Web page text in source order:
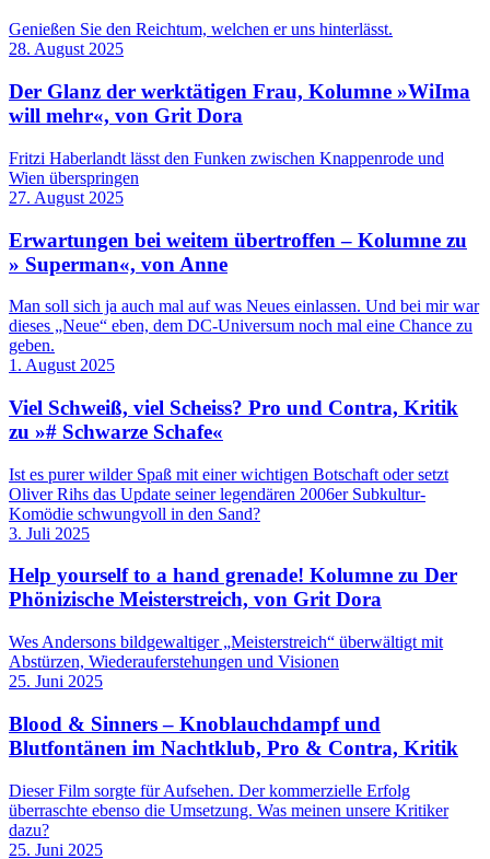
Genießen Sie den Reichtum, welchen er uns hinterlässt.
28. August 2025
Der Glanz der werktätigen Frau, Kolumne »WiIma
will mehr«, von Grit Dora
Fritzi Haberlandt lässt den Funken zwischen Knappenrode und
Wien überspringen
27. August 2025
Erwartungen bei weitem übertroffen – Kolumne zu
» Superman«, von Anne
Man soll sich ja auch mal auf was Neues einlassen. Und bei mir war
dieses „Neue“ eben, dem DC-Universum noch mal eine Chance zu
geben.
1. August 2025
Viel Schweiß, viel Scheiss? Pro und Contra, Kritik
zu »# Schwarze Schafe«
Ist es purer wilder Spaß mit einer wichtigen Botschaft oder setzt
Oliver Rihs das Update seiner legendären 2006er Subkultur-
Komödie schwungvoll in den Sand?
3. Juli 2025
Help yourself to a hand grenade! Kolumne zu Der
Phönizische Meisterstreich, von Grit Dora
Wes Andersons bildgewaltiger „Meisterstreich“ überwältigt mit
Abstürzen, Wiederauferstehungen und Visionen
25. Juni 2025
Blood & Sinners – Knoblauchdampf und
Blutfontänen im Nachtklub, Pro & Contra, Kritik
Dieser Film sorgte für Aufsehen. Der kommerzielle Erfolg
überraschte ebenso die Umsetzung. Was meinen unsere Kritiker
dazu?
25. Juni 2025